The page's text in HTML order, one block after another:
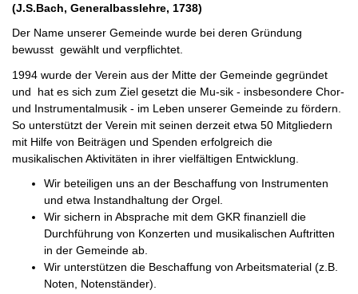
(J.S.Bach, Generalbasslehre, 1738)
Der Name unserer Gemeinde wurde bei deren Gründung
bewusst gewählt und verpflichtet.
1994 wurde der Verein aus der Mitte der Gemeinde gegründet
und hat es sich zum Ziel gesetzt die Mu-sik - insbesondere Chor-
und Instrumentalmusik - im Leben unserer Gemeinde zu fördern.
So unterstützt der Verein mit seinen derzeit etwa 50 Mitgliedern
mit Hilfe von Beiträgen und Spenden erfolgreich die
musikalischen Aktivitäten in ihrer vielfältigen Entwicklung.
Wir beteiligen uns an der Beschaffung von Instrumenten
und etwa Instandhaltung der Orgel.
Wir sichern in Absprache mit dem GKR finanziell die
Durchführung von Konzerten und musikalischen Auftritten
in der Gemeinde ab.
Wir unterstützen die Beschaffung von Arbeitsmaterial (z.B.
Noten, Notenständer).